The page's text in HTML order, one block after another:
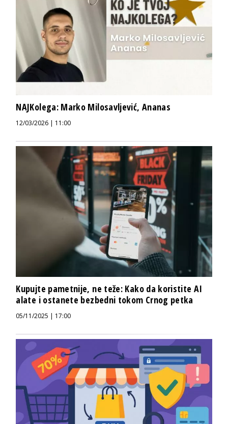
NAJKolega: Marko Milosavljević, Ananas
12/03/2026 | 11:00
Kupujte pametnije, ne teže: Kako da koristite AI
alate i ostanete bezbedni tokom Crnog petka
05/11/2025 | 17:00